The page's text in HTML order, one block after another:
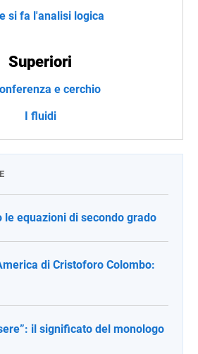
si fa l'analisi logica
Superiori
e cerchio
I fluidi
le equazioni di secondo grado
di Cristoforo Colombo:
il significato del monologo